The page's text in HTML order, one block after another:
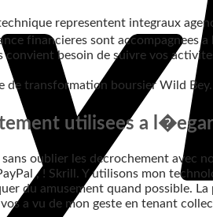
representent integraux
financieres sont
besoin de suivre vos
de transformation boursier Wild Bey.
utilisees a
oublier les decrochement avec
, ! Skrill. Y utilisons mon
du amusement quand possible.
a vu de mon geste en tenant